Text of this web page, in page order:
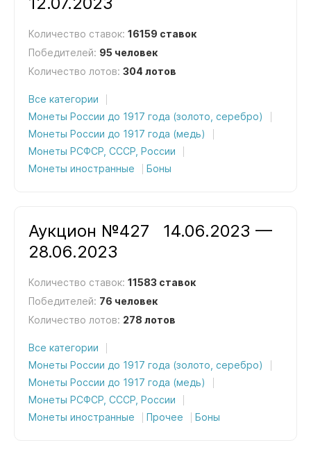
Количество ставок: 16159 ставок
Победителей: 95 человек
Количество лотов: 304 лотов
Все категории
Монеты России до 1917 года (золото, серебро)
Монеты России до 1917 года (медь)
Монеты РСФСР, СССР, России
Монеты иностранные
Боны
Аукцион №427
14.06.2023 —
28.06.2023
Количество ставок: 11583 ставок
Победителей: 76 человек
Количество лотов: 278 лотов
Все категории
Монеты России до 1917 года (золото, серебро)
Монеты России до 1917 года (медь)
Монеты РСФСР, СССР, России
Монеты иностранные
Прочее Боны